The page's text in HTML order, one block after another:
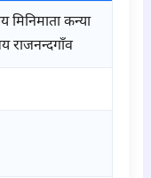
मिनिमाता कन्या
राजनन्दगाँव